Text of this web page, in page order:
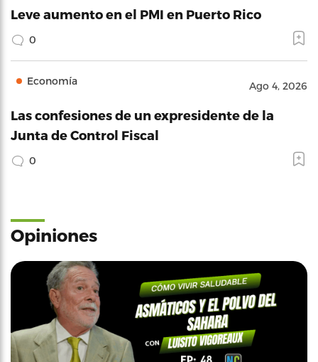
Leve aumento en el PMI en Puerto Rico
0
Economía Ago 4, 2026
Las confesiones de un expresidente de la
Junta de Control Fiscal
0
Opiniones